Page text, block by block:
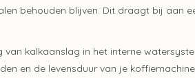
behouden blijven. Dit draagt bij aan
kalkaanslag in het interne
en de levensduur van je